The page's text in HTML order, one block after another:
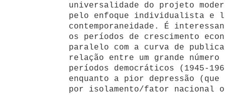
universalidade do projeto
pelo enfoque individualista e
contemporaneidade. É
os períodos de crescimento
paralelo com a curva de
relação entre um grande
períodos democráticos (1945-
enquanto a pior depressão
por isolamento/fator nacional